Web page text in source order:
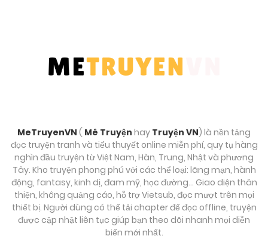
Tháng 9 30, 2025
Chương 66
Tháng 9 30, 2025
Chương 65
Tháng 9 30, 2025
MeTruyenVN ( Mê Truyện hay Truyện VN) là nền tảng
đọc truyện tranh và tiểu thuyết online miễn phí, quy tụ hàng
nghìn đầu truyện từ Việt Nam, Hàn, Trung, Nhật và phương
Tây. Kho truyện phong phú với các thể loại: lãng mạn, hành
động, fantasy, kinh dị, đam mỹ, học đường… Giao diện thân
thiện, không quảng cáo, hỗ trợ Vietsub, đọc mượt trên mọi
thiết bị. Người dùng có thể tải chapter để đọc offline, truyện
được cập nhật liên tục giúp bạn theo dõi nhanh mọi diễn
biến mới nhất.